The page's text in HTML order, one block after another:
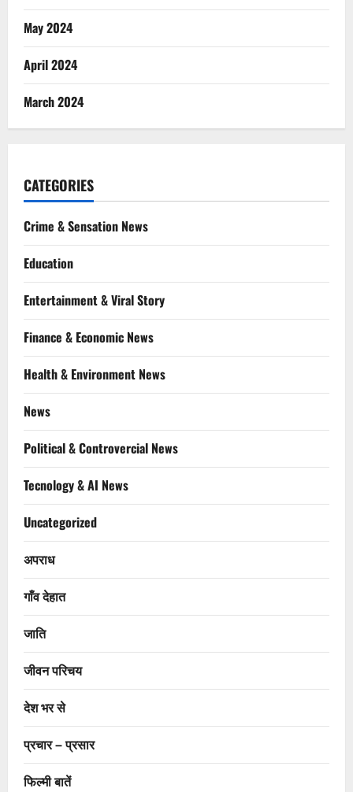
May 2024
April 2024
March 2024
CATEGORIES
Crime & Sensation News
Education
Entertainment & Viral Story
Finance & Economic News
Health & Environment News
News
Political & Controvercial News
Tecnology & AI News
Uncategorized
अपराध
गाँव देहात
जाति
जीवन परिचय
देश भर से
प्रचार – प्रसार
फिल्मी बातें